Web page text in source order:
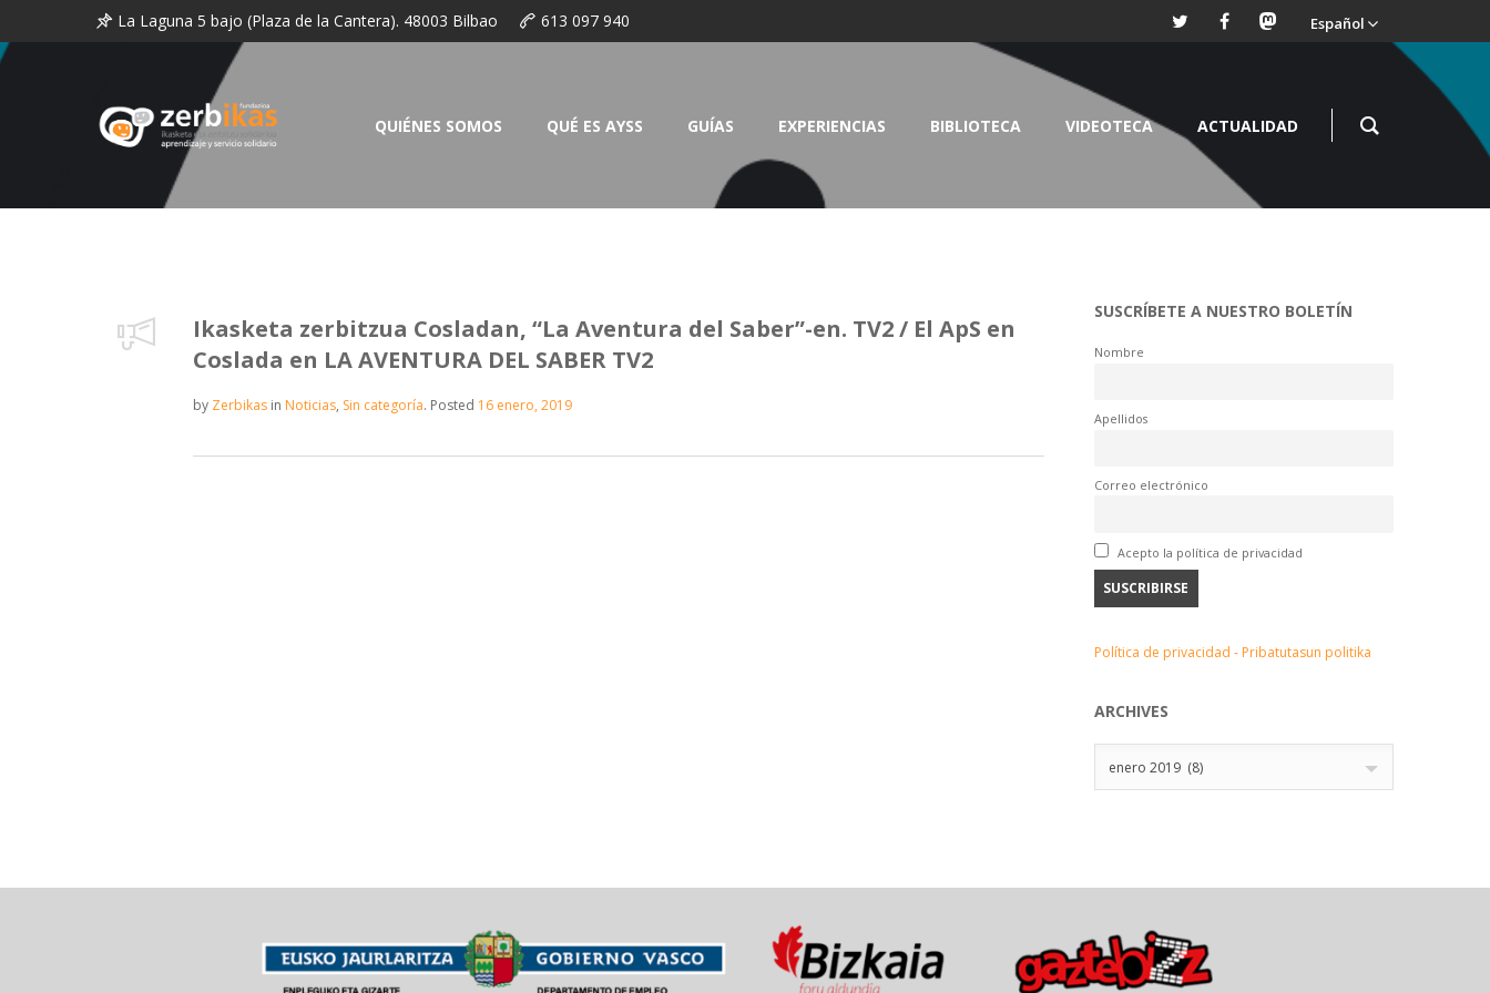
La Laguna 5 bajo (Plaza de la Cantera). 48003 Bilbao 613 097 940 Español
QUIÉNES SOMOS QUÉ ES AYSS GUÍAS EXPERIENCIAS BIBLIOTECA VIDEOTECA ACTUALIDAD
Ikasketa zerbitzua Cosladan, “La Aventura del Saber”-en. TV2 / El ApS en
Coslada en LA AVENTURA DEL SABER TV2
by Zerbikas in Noticias, Sin categoría. Posted 16 enero, 2019
SUSCRÍBETE A NUESTRO BOLETÍN
Nombre
Apellidos
Correo electrónico
Acepto la política de privacidad
Política de privacidad - Pribatutasun politika
ARCHIVES
enero 2019 (8)